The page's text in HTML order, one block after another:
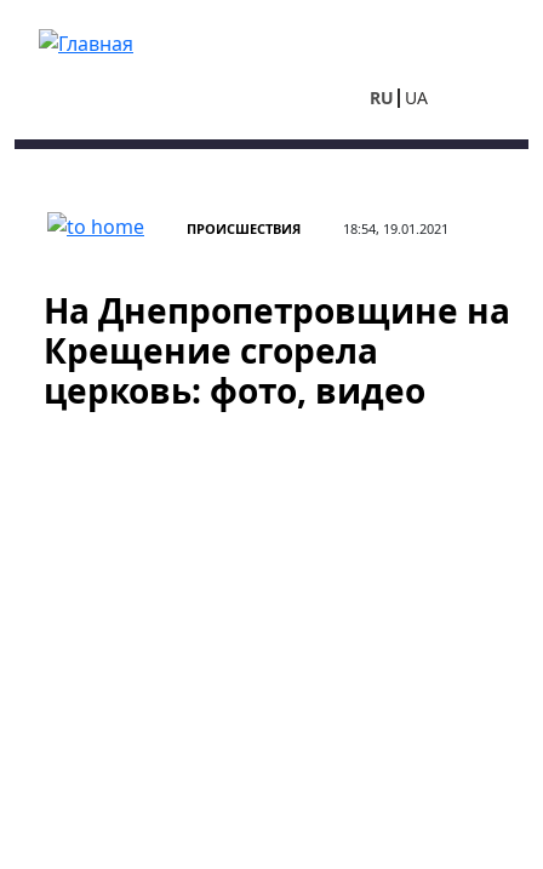
RU UA
ПРОИСШЕСТВИЯ 18:54, 19.01.2021
На Днепропетровщине на
Крещение сгорела
церковь: фото, видео